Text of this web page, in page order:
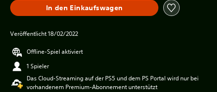
In den Einkaufswagen
Veröffentlicht 18/02/2022
Offline-Spiel aktiviert
1 Spieler
Das Cloud-Streaming auf der PS5 und dem PS Portal wird nur bei
vorhandenem Premium-Abonnement unterstützt